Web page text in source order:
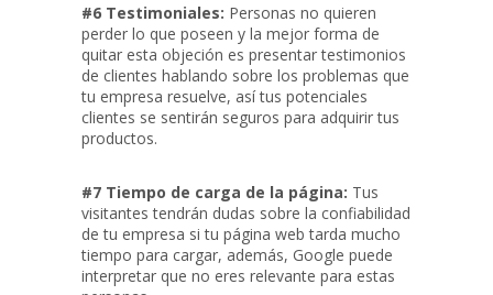
#6 Testimoniales: Personas no quieren
perder lo que poseen y la mejor forma de
quitar esta objeción es presentar testimonios
de clientes hablando sobre los problemas que
tu empresa resuelve, así tus potenciales
clientes se sentirán seguros para adquirir tus
productos.
#7 Tiempo de carga de la página: Tus
visitantes tendrán dudas sobre la confiabilidad
de tu empresa si tu página web tarda mucho
tiempo para cargar, además, Google puede
interpretar que no eres relevante para estas